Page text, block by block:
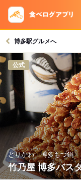
博多駅グルメへ
公式
とりかわ 博多もつ鍋
竹乃屋 博多バス
戻る
ク